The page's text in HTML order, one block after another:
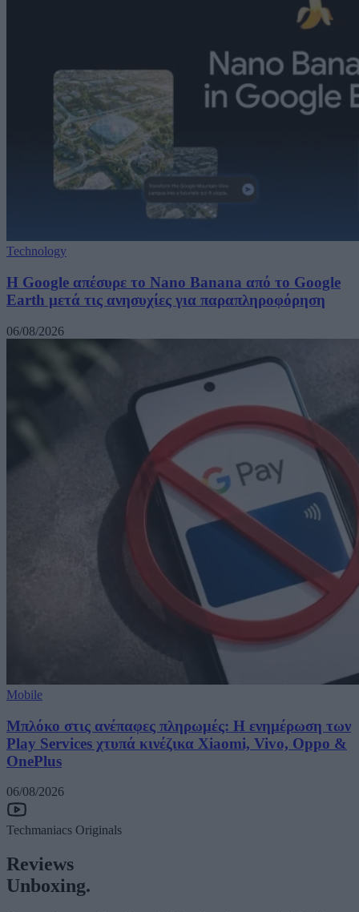
Technology
Η Google απέσυρε το Nano Banana από το Google
Earth μετά τις ανησυχίες για παραπληροφόρηση
06/08/2026
Mobile
Μπλόκο στις ανέπαφες πληρωμές: Η ενημέρωση των
Play Services χτυπά κινέζικα Xiaomi, Vivo, Oppo &
OnePlus
06/08/2026
Techmaniacs Originals
Reviews
Unboxing.